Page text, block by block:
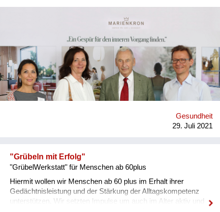
bewusst mit dem gesunden Älterwerden beschäftigen und
hohe Lebensqualität im Alter anstreben. Angesprochen werden
sollen Frauen wie Männer, die dem Älterwerden mit Freude
und Genuss begegnen (wollen) und sich dabei aktiv mit
gesundheitlicher Vorsorge auseinandersetzen. *Was möchten
Sie bewirken?* Die demographische Entwicklung einer immer
älter werdenden Bevölkerung erfordert dringend neue Ansätze
zum „Gesunden Altern“, die breit und vor allem präventiv
umgesetzt werden können. Als im deutschen Sprachraum
Menschen begleiten, einen (neuen) gesunden Lebensstil zu
finden, der – angelehnt an die Lehren von Sebastian Kneipp –
Gesundheit
29. Juli 2021
"Grübeln mit Erfolg"
"GrübelWerkstatt" für Menschen ab 60plus
Hiermit wollen wir Menschen ab 60 plus im Erhalt ihrer
Gedächtnisleistung und der Stärkung der Alltagskompetenz
unterstützen. Wir setzten Impulse um auch im Alter aktiv und